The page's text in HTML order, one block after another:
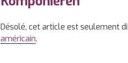
Désolé, cet article est seulement
américain.